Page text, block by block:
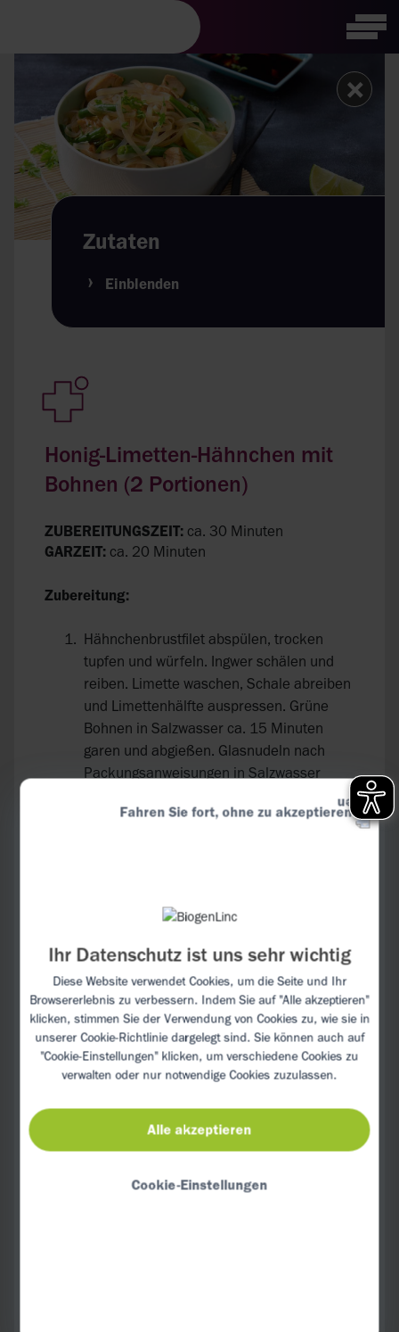
öffnen.
Ihr Datenschutz ist uns sehr wichtig
Diese Website verwendet Cookies, um die Seite und Ihr
Browsererlebnis zu verbessern. Indem Sie auf "Alle akzeptieren"
klicken, stimmen Sie der Verwendung von Cookies zu, wie sie in
unsererCookie-Richtliniedargelegt sind. Sie können auch auf
"Cookie-Einstellungen" klicken, um verschiedene Cookies zu
verwalten oder nur notwendige Cookies zuzulassen.
Alle akzeptieren
Cookie-Einstellungen
Fahren Sie fort, ohne zu akzeptieren
Zutaten
Einblenden
Honig-Limetten-Hähnchen mit
Bohnen (2 Portionen)
ZUBEREITUNGSZEIT: ca. 30 Minuten
GARZEIT: ca. 20 Minuten
Zubereitung:
Hähnchenbrustfilet abspülen, trocken
tupfen und würfeln. Ingwer schälen und
reiben. Limette waschen, Schale abreiben
und Limettenhälfte auspressen. Grüne
Bohnen in Salzwasser ca. 15 Minuten
garen und abgießen. Glasnudeln nach
Packungsanweisungen in Salzwasser
garen. Hähnchenbrustwürfel in erhitztem
Öl ca. 5 Minuten dünsten, herausnehmen
und Honig dazugeben und aufkochen.
Bohnen und Limettenabrieb dazugeben
und mit Salz und Pfeffer würzen.
Hähnchenbrustwürfel und Nudeln
hinzufügen. Honig-Limetten-Hähnchen mit
gehacktem Kerbel garnieren und
servieren.